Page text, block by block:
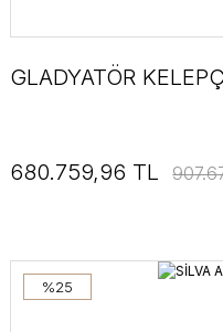
GLADYATÖR
680.759,96 TL
%25